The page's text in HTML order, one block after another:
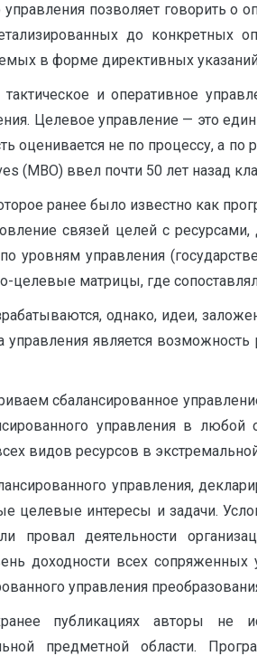
управления позволяет говорить
до конкретных
в форме директивных
тактическое и оперативное
Целевое управление — это
оценивается не по процессу, а
(МВО) ввел почти 50 лет назад
ранее было известно как
связей целей с
уровням управления
целевые матрицы, где
однако, идеи,
управления является
сбалансированное
управления в
видов ресурсов в
управления,
целевые интересы и задачи.
провал деятельности
доходности всех
управления
публикациях авторы не
предметной области.